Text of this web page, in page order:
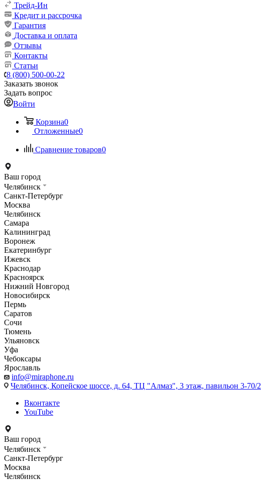
Трейд-Ин
Кредит и рассрочка
Гарантия
Доставка и оплата
Отзывы
Контакты
Статьи
8 (800) 500-00-22
Заказать звонок
Задать вопрос
Войти
Корзина0
Отложенные0
Сравнение товаров0
Ваш город
Челябинск
Санкт-Петербург
Москва
Челябинск
Самара
Калининград
Воронеж
Екатеринбург
Ижевск
Краснодар
Красноярск
Нижний Новгород
Новосибирск
Пермь
Саратов
Сочи
Тюмень
Ульяновск
Уфа
Чебоксары
Ярославль
info@miraphone.ru
Челябинск, Копейское шоссе, д. 64, ТЦ "Алмаз", 3 этаж, павильон 3-70/2
Вконтакте
YouTube
Ваш город
Челябинск
Санкт-Петербург
Москва
Челябинск